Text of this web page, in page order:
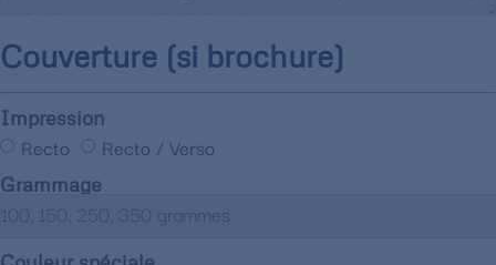
Couverture (si brochure)
Impression
Recto Recto / Verso
Grammage